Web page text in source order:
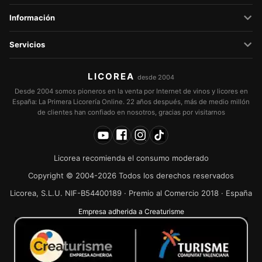
Información
Servicios
LICOREA desde 2004
Desde 2004 somos pioneros en la venta por Internet de vinos y licores en
España: La Primera Licorería Online. 22 años después, más de medio millón
de clientes han confiado en nosotros, gracias por visitarnos
Licorea recomienda el consumo moderado
Copyright © 2004-2026 Todos los derechos reservados
Licorea, S.L.U. NIF-B54400189 · Premio al Comercio 2018 · España
Empresa adherida a Creaturisme